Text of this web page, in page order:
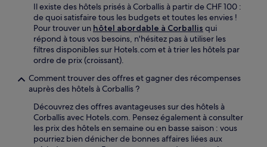
Il existe des hôtels prisés à Corballis à partir de CHF 100 :
de quoi satisfaire tous les budgets et toutes les envies !
Pour trouver un hôtel abordable à Corballis qui
répond à tous vos besoins, n'hésitez pas à utiliser les
filtres disponibles sur Hotels.com et à trier les hôtels par
ordre de prix (croissant).
Comment trouver des offres et gagner des récompenses
auprès des hôtels à Corballis ?
Découvrez des offres avantageuses sur des hôtels à
Corballis avec Hotels.com. Pensez également à consulter
les prix des hôtels en semaine ou en basse saison : vous
pourriez bien dénicher de bonnes affaires liées aux